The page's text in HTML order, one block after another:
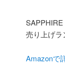
SAPPHIRE
売り上げラ
Amazonで